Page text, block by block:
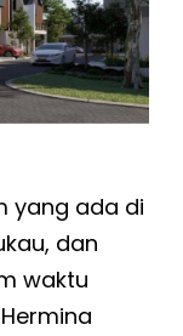
yang ada di
dan
waktu